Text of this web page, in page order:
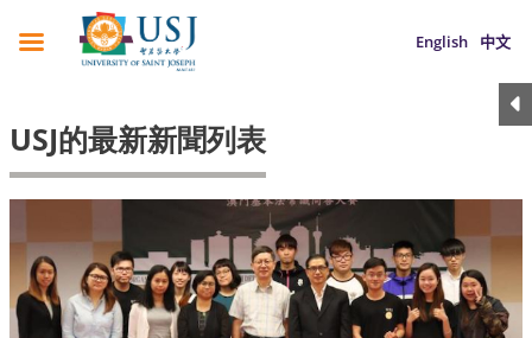
English 中文
USJ的最新新聞列表